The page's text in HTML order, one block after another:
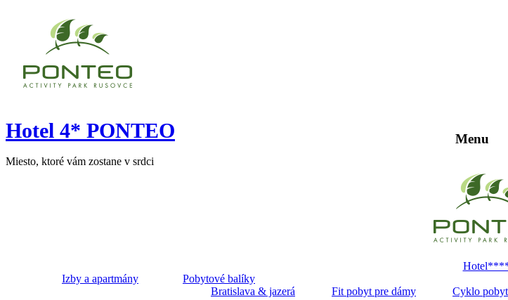
Hotel 4* PONTEO
Miesto, ktoré vám zostane v srdci
Menu
Izby a apartmány
Pobytové balíky
Bratislava & jazerá
Fit pobyt pre dámy Cyklo pobyt